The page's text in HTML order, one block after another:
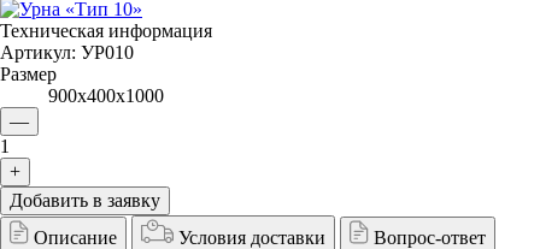
Техническая информация
Артикул: УР010
Размер
900х400х1000
—
1
+
Добавить в заявку
Описание
Условия доставки Вопрос-ответ